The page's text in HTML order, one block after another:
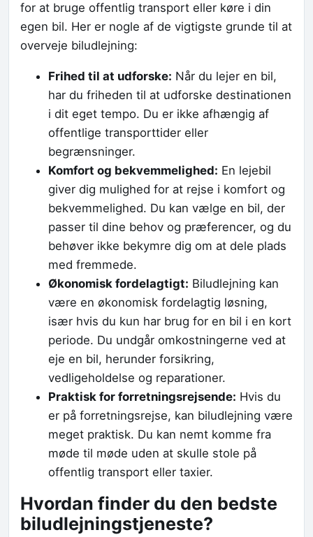
for at bruge offentlig transport eller køre i din
egen bil. Her er nogle af de vigtigste grunde til at
overveje biludlejning:
Frihed til at udforske: Når du lejer en bil,
har du friheden til at udforske destinationen
i dit eget tempo. Du er ikke afhængig af
offentlige transporttider eller
begrænsninger.
Komfort og bekvemmelighed: En lejebil
giver dig mulighed for at rejse i komfort og
bekvemmelighed. Du kan vælge en bil, der
passer til dine behov og præferencer, og du
behøver ikke bekymre dig om at dele plads
med fremmede.
Økonomisk fordelagtigt: Biludlejning kan
være en økonomisk fordelagtig løsning,
især hvis du kun har brug for en bil i en kort
periode. Du undgår omkostningerne ved at
eje en bil, herunder forsikring,
vedligeholdelse og reparationer.
Praktisk for forretningsrejsende: Hvis du
er på forretningsrejse, kan biludlejning være
meget praktisk. Du kan nemt komme fra
møde til møde uden at skulle stole på
offentlig transport eller taxier.
Hvordan finder du den bedste
biludlejningstjeneste?